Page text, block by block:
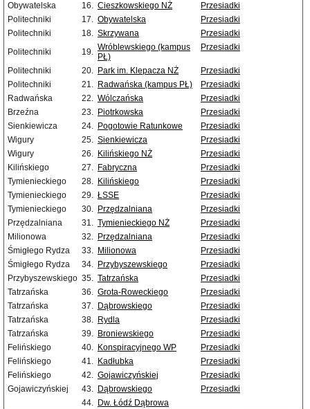
Obywatelska
16. Cieszkowskiego NŻ
Przesiadki
Politechniki
17. Obywatelska
Przesiadki
Politechniki
18. Skrzywana
Przesiadki
Politechniki
19. Wróblewskiego (kampus
PŁ)
Przesiadki
Politechniki 20. Park im. Klepacza NŻ
Przesiadki
Politechniki
21. Radwańska (kampus PŁ)
Przesiadki
Radwańska
22. Wólczańska
Przesiadki
Brzeźna
23. Piotrkowska
Przesiadki
Sienkiewicza
24. Pogotowie Ratunkowe
Przesiadki
Wigury
25. Sienkiewicza
Przesiadki
Wigury
26. Kilińskiego NŻ
Przesiadki
Kilińskiego
27. Fabryczna
Przesiadki
Tymienieckiego
28. Kilińskiego
Przesiadki
Tymienieckiego
29. ŁSSE
Przesiadki
Tymienieckiego
30. Przędzalniana
Przesiadki
Przędzalniana
31. Tymienieckiego NŻ
Przesiadki
Milionowa
32. Przędzalniana
Przesiadki
Śmigłego Rydza
33. Milionowa
Przesiadki
Śmigłego Rydza
34. Przybyszewskiego
Przesiadki
Przybyszewskiego 35. Tatrzańska
Przesiadki
Tatrzańska
36. Grota-Roweckiego
Przesiadki
Tatrzańska
37. Dąbrowskiego
Przesiadki
Tatrzańska
38. Rydla
Przesiadki
Tatrzańska
39. Broniewskiego
Przesiadki
Felińskiego
40. Konspiracyjnego WP
Przesiadki
Felińskiego
41. Kadłubka
Przesiadki
Felińskiego
42. Gojawiczyńskiej
Przesiadki
Gojawiczyńskiej
43. Dąbrowskiego
Przesiadki
44. Dw. Łódź Dąbrowa